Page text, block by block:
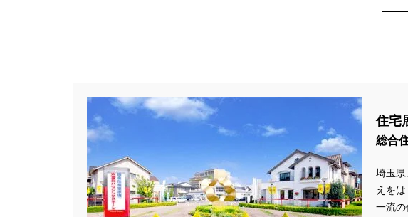
住宅
総合
埼玉
えを
一流